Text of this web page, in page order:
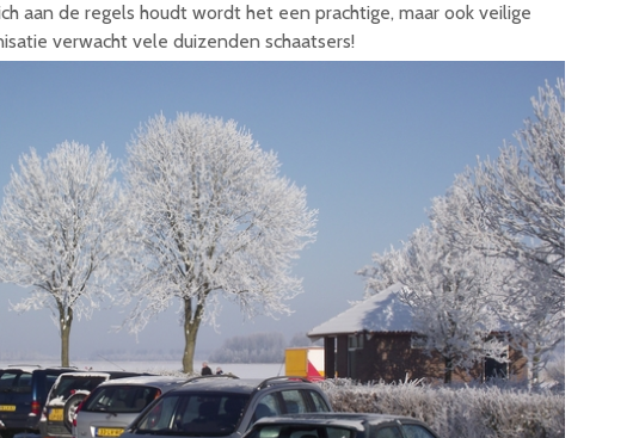
aan de regels houdt wordt het een prachtige, maar ook veilige
verwacht vele duizenden schaatsers!